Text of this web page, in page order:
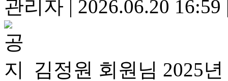
관리자 | 2026.06.20 16:59
김정원 회원님 2025